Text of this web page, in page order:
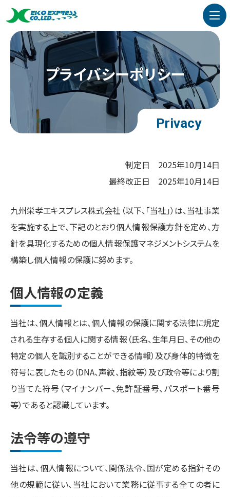
プライバシーポリシー
Privacy
制定日
2025年10月14日
最終改正日
2025年10月14日
九州栄孝エキスプレス株式会社（以下、「当社」）は、当社事業
を実施する上で、下記のとおり個人情報保護方針を定め、方
針を具現化するための個人情報保護マネジメントシステムを
構築し個人情報の保護に努めます。
個人情報の定義
当社は、個人情報とは、個人情報の保護に関する法律に規定
される生存する個人に関する情報（氏名、生年月日、その他の
特定の個人を識別することができる情報）及び身体的特徴を
符号に表したもの（DNA、声紋、指紋等）及び政令等により割
り当てた符号（マイナンバー、免許証番号、パスポート番号
等）であると認識しています。
法令等の遵守
当社は、個人情報について、関係法令、国が定める指針その
他の規範に従い、当社において業務に従事する全ての者に